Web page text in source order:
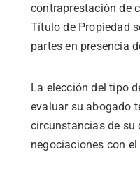
contraprestación de
Título de Propiedad
partes en presencia
La elección del tipo
evaluar su abogado
circunstancias de su
negociaciones con el